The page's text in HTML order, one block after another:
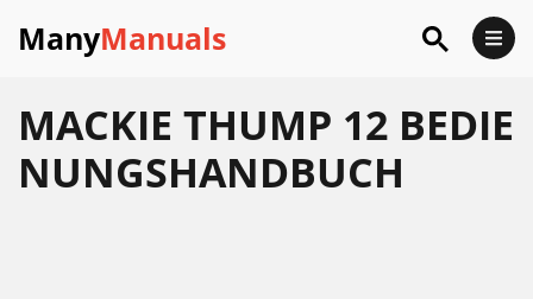
ManyManuals
MACKIE THUMP 12 BEDIE
NUNGSHANDBUCH